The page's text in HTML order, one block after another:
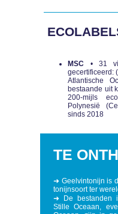
MSC • 31
gecertificeerd:
Atlantische
bestaande uit
200-mijls
Polynesië
sinds 2018
TE
➜ Geelvintonijn is
tonijnsoort ter
➜ De bestanden
Stille Oceaan,